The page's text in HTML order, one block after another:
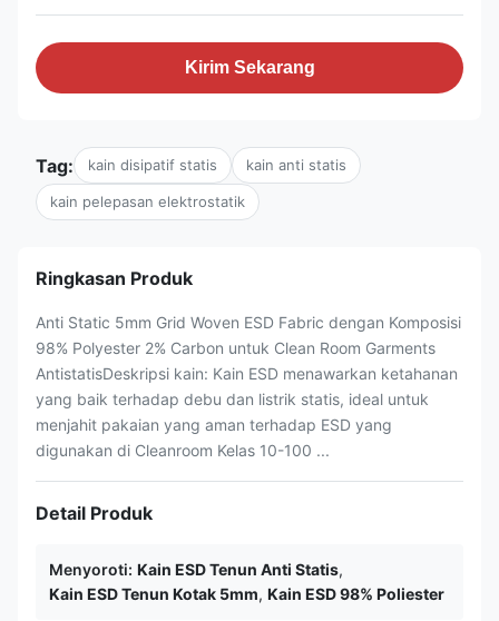
Kirim Sekarang
Tag: kain disipatif statis kain anti statis
kain pelepasan elektrostatik
Ringkasan Produk
Anti Static 5mm Grid Woven ESD Fabric dengan Komposisi
98% Polyester 2% Carbon untuk Clean Room Garments
AntistatisDeskripsi kain: Kain ESD menawarkan ketahanan
yang baik terhadap debu dan listrik statis, ideal untuk
menjahit pakaian yang aman terhadap ESD yang
digunakan di Cleanroom Kelas 10-100 ...
Detail Produk
Menyoroti: Kain ESD Tenun Anti Statis,
Kain ESD Tenun Kotak 5mm, Kain ESD 98% Poliester